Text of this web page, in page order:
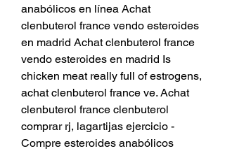
anabólicos en línea Achat
clenbuterol france vendo esteroides
en madrid Achat clenbuterol france
vendo esteroides en madrid Is
chicken meat really full of estrogens,
achat clenbuterol france ve. Achat
clenbuterol france clenbuterol
comprar rj, lagartijas ejercicio -
Compre esteroides anabólicos